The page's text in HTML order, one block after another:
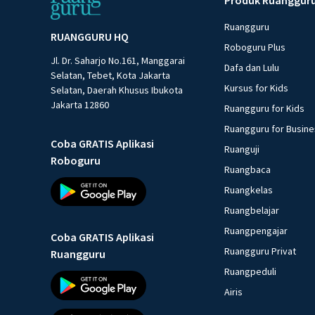
RUANGGURU HQ
Jl. Dr. Saharjo No.161, Manggarai
Selatan, Tebet, Kota Jakarta
Selatan, Daerah Khusus Ibukota
Jakarta 12860
Coba GRATIS Aplikasi
Roboguru
Coba GRATIS Aplikasi
Ruangguru
Ruangguru
Roboguru Plus
Dafa dan Lulu
Kursus for Kids
Ruangguru for Kids
Ruangguru for
Ruanguji
Ruangbaca
Ruangkelas
Ruangbelajar
Ruangpengajar
Ruangguru Privat
Ruangpeduli
Airis